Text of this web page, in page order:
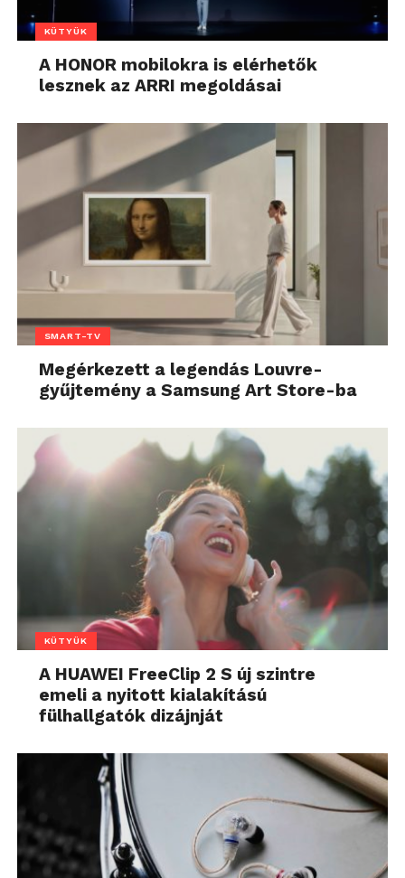
KÜTYÜK
A HONOR mobilokra is elérhetők
lesznek az ARRI megoldásai
SMART-TV
Megérkezett a legendás Louvre-
gyűjtemény a Samsung Art Store-ba
KÜTYÜK
A HUAWEI FreeClip 2 S új szintre
emeli a nyitott kialakítású
fülhallgatók dizájnját